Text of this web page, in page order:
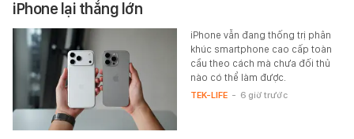
iPhone lại thắng lớn
iPhone vẫn đang thống trị phân
khúc smartphone cao cấp toàn
cầu theo cách mà chưa đối thủ
nào có thể làm được.
TEK-LIFE - 6 giờ trước